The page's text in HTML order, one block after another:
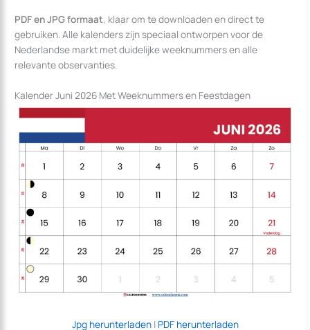
PDF en JPG formaat, klaar om te downloaden en direct te
gebruiken. Alle kalenders zijn speciaal ontworpen voor de
Nederlandse markt met duidelijke weeknummers en alle
relevante observanties.
Kalender Juni 2026 Met Weeknummers en Feestdagen
Jpg herunterladen| PDF herunterladen